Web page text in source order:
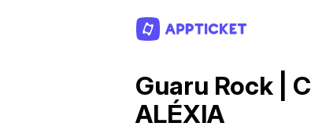
Guaru Rock |
ALÉXIA